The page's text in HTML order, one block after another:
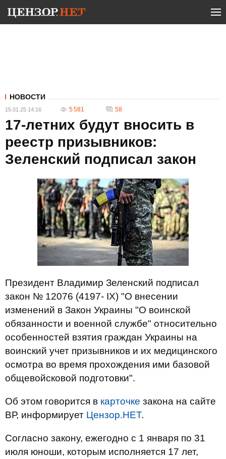
НОВОСТИ
15.01.25 14:16 5 581 58
17-летних будут вносить в
реестр призывников:
Зеленский подписал закон
Президент Владимир Зеленский подписал
закон № 12076 (4197- ІХ) "О внесении
изменений в Закон Украины "О воинской
обязанности и военной службе" относительно
особенностей взятия граждан Украины на
воинский учет призывников и их медицинского
осмотра во время прохождения ими базовой
общевойсковой подготовки".
Об этом говорится в карточке закона на сайте
ВР, информирует Цензор.НЕТ.
Согласно закону, ежегодно с 1 января по 31
июля юноши, которым исполняется 17 лет,